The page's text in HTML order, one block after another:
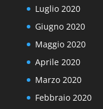
Luglio 2020
Giugno 2020
Maggio 2020
Aprile 2020
Marzo 2020
Febbraio 2020